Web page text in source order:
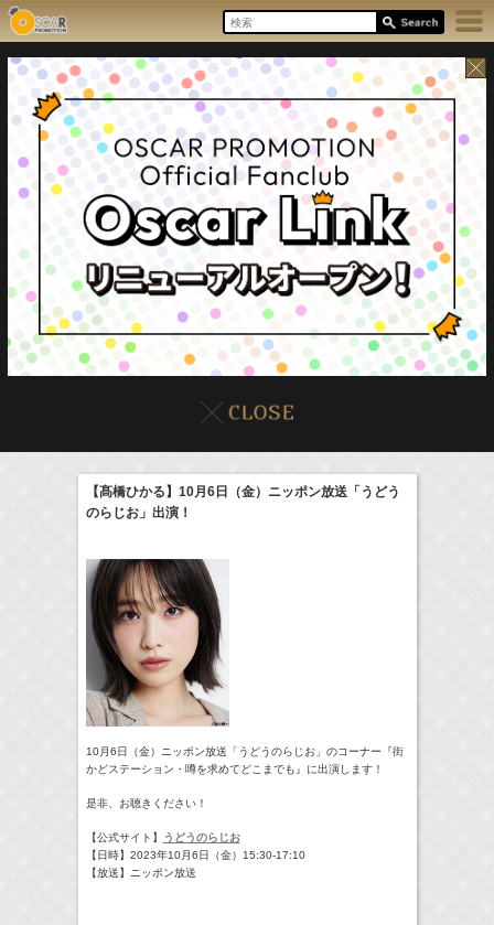
本日の出演情報 8/6(Thu) イベント販売情報
> More
【髙橋ひかる】10月6日（金）ニッポン放送「うどう
のらじお」出演！
10月6日（金）ニッポン放送 「うどうのらじお」 のコーナー『街
かどステーション・噂を求めてどこまでも』
に出演します！
是非、お聴きください！
【公式サイト】
うどうのらじお
【日時】 2023年10月6日（金）15:30-17:10
【放送】ニッポン放送